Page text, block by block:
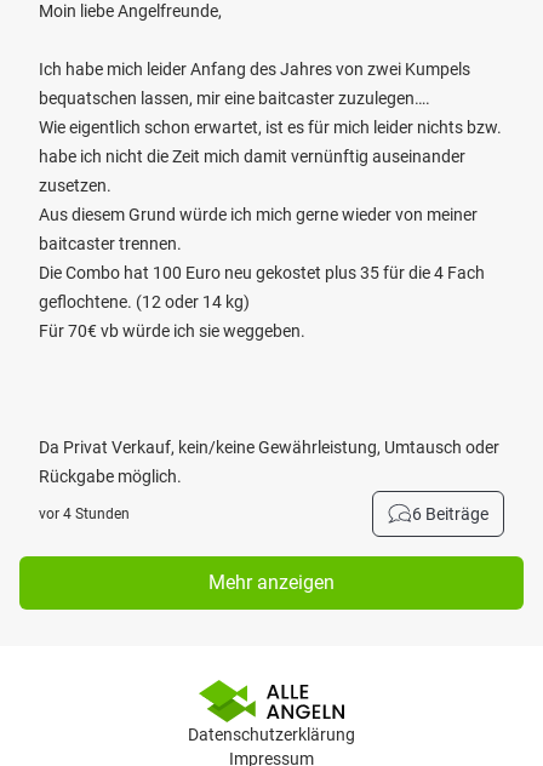
Moin liebe Angelfreunde,
Ich habe mich leider Anfang des Jahres von zwei Kumpels
bequatschen lassen, mir eine baitcaster zuzulegen….
Wie eigentlich schon erwartet, ist es für mich leider nichts bzw.
habe ich nicht die Zeit mich damit vernünftig auseinander
zusetzen.
Aus diesem Grund würde ich mich gerne wieder von meiner
baitcaster trennen.
Die Combo hat 100 Euro neu gekostet plus 35 für die 4 Fach
geflochtene. (12 oder 14 kg)
Für 70€ vb würde ich sie weggeben.
Da Privat Verkauf, kein/keine Gewährleistung, Umtausch oder
Rückgabe möglich.
vor 4 Stunden 6 Beiträge
Mehr anzeigen
Datenschutzerklärung
Impressum